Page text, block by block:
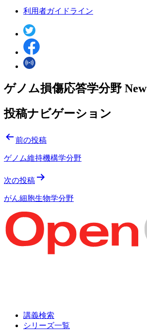
利用者ガイドライン
ゲノム損傷応答学分野 New
投稿ナビゲーション
前の投稿
ゲノム維持機構学分野
次の投稿
がん細胞生物学分野
講義検索
シリーズ一覧